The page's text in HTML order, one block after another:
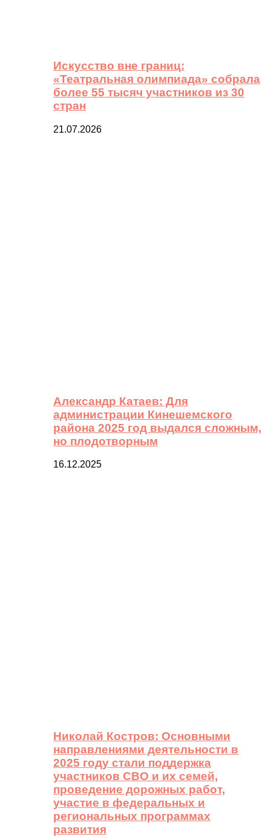
Искусство вне границ:
«Театральная олимпиада» собрала
более 55 тысяч участников из 30
стран
21.07.2026
Александр Катаев: Для
администрации Кинешемского
района 2025 год выдался сложным,
но плодотворным
16.12.2025
Николай Костров: Основными
направлениями деятельности в
2025 году стали поддержка
участников СВО и их семей,
проведение дорожных работ,
участие в федеральных и
региональных программах
развития